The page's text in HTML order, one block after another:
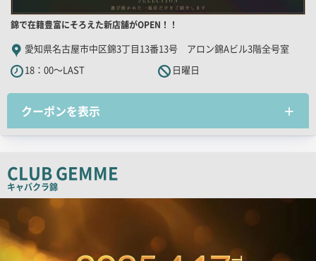
店
舗
PR
キ
ャ
チ
ー
錦で在籍豊富にそろえた新店舗がOPEN！！
愛知県名古屋市中区錦3丁目13番13号 アロン錦Aビル3階全号室
18：00～LAST
日曜日
クーポンを表示
CLUB GEMME
キャバクラ錦
店
PR
画
像